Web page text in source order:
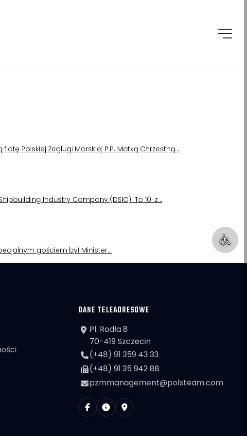
Polskiej Żeglugi Morskiej P.P. Matką Chrzestną…
Industry Company (DSIC). To 10. z…
gościem był Minister…
DANE TELEADRESOWE
Pl. Rodła 8
70-419 Szczecin
(+48) 91 359 43 33
(+48) 91 35 942 88
pzmmanagement@polsteam.com